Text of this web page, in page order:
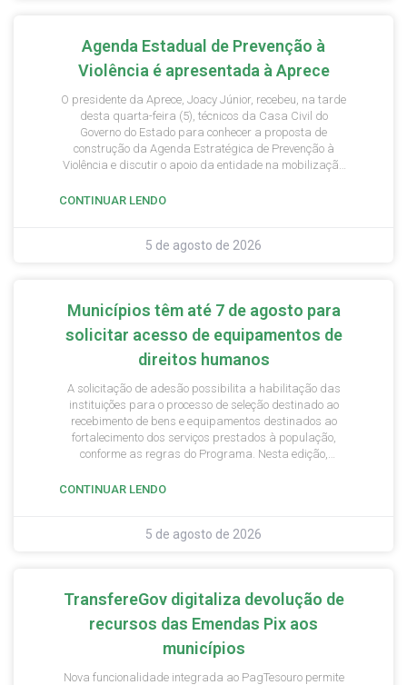
deslocar para outros municípios.
Agenda Estadual de Prevenção à
Violência é apresentada à Aprece
O presidente da Aprece, Joacy Júnior, recebeu, na tarde
desta quarta-feira (5), técnicos da Casa Civil do
Governo do Estado para conhecer a proposta de
construção da Agenda Estratégica de Prevenção à
Violência e discutir o apoio da entidade na mobilização
questionário voltado aos prefeitos e prefeitas.
CONTINUAR LENDO
5 de agosto de 2026
Municípios têm até 7 de agosto para
solicitar acesso de equipamentos de
direitos humanos
A solicitação de adesão possibilita a habilitação das
instituições para o processo de seleção destinado ao
recebimento de bens e equipamentos destinados ao
fortalecimento dos serviços prestados à população,
conforme as regras do Programa. Nesta edição,
políticas públicas voltadas às crianças e adolescentes,
CONTINUAR LENDO
5 de agosto de 2026
TransfereGov digitaliza devolução de
recursos das Emendas Pix aos
municípios
Nova funcionalidade integrada ao PagTesouro permite